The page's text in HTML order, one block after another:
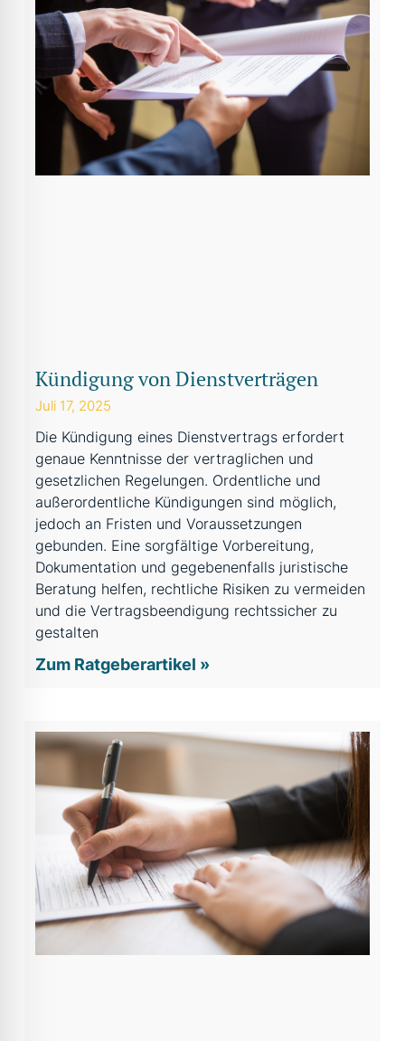
Kündigung von Dienstverträgen
Juli 17, 2025
Die Kündigung eines Dienstvertrags erfordert
genaue Kenntnisse der vertraglichen und
gesetzlichen Regelungen. Ordentliche und
außerordentliche Kündigungen sind möglich,
jedoch an Fristen und Voraussetzungen
gebunden. Eine sorgfältige Vorbereitung,
Dokumentation und gegebenenfalls juristische
Beratung helfen, rechtliche Risiken zu vermeiden
und die Vertragsbeendigung rechtssicher zu
gestalten
Zum Ratgeberartikel »